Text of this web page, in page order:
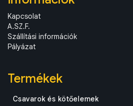
Kapcsolat
A.SZ.F.
Szállítási információk
Pályázat
Termékek
Csavarok és kötőelemek